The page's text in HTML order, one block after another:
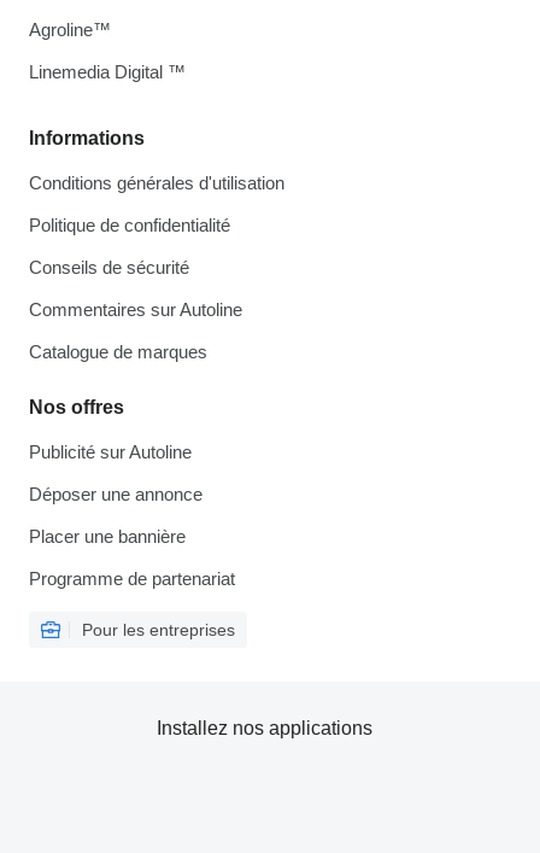
Informations
Conditions générales d'utilisation
Politique de confidentialité
Conseils de sécurité
Commentaires sur Autoline
Catalogue de marques
Nos offres
Publicité sur Autoline
Déposer une annonce
Placer une bannière
Programme de partenariat
Pour les entreprises
Agroline™
Linemedia Digital ™
Installez nos applications